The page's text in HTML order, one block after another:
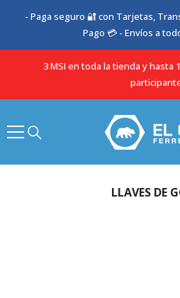
SALTAR AL CONTENIDO
- Paga seguro 🔐 con Tarjetas,
Pago 💳 - Envíos a
3 MSI en toda la tienda y hasta
LLAVES DE